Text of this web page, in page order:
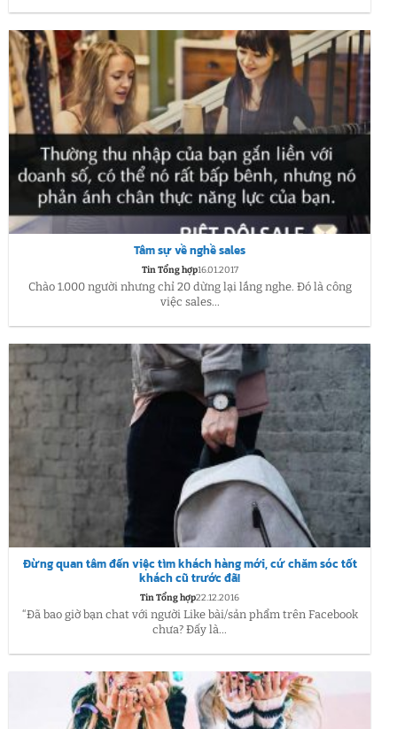
Tâm sự về nghề sales
Tin Tổng hợp16.01.2017
Chào 1.000 người nhưng chỉ 20 dừng lại lắng nghe. Đó là công
việc sales...
Đừng quan tâm đến việc tìm khách hàng mới, cứ chăm sóc tốt
khách cũ trước đã!
Tin Tổng hợp22.12.2016
“Đã bao giờ bạn chat với người Like bài/sản phẩm trên Facebook
chưa? Đấy là...